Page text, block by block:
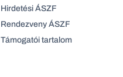
Hirdetési ÁSZF
Rendezveny ÁSZF
Támogatói tartalom